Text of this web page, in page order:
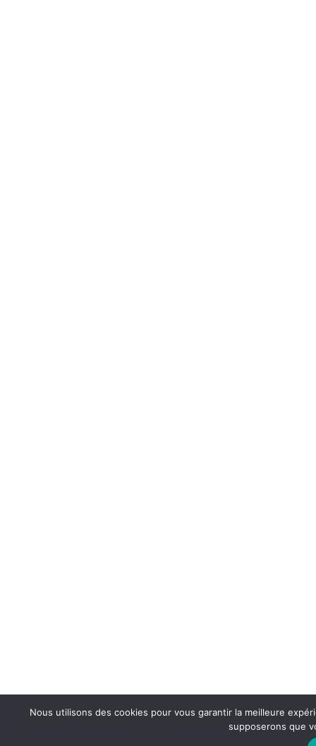
Nous utilisons des cookies pour vous garantir la meilleure
supposerons que